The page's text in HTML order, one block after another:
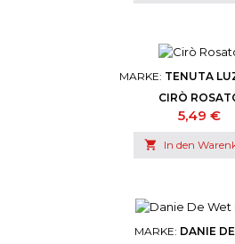
MARKE: TENUTA
CIRÒ
Preis
5,49 €
 In den
MARKE: DANIE